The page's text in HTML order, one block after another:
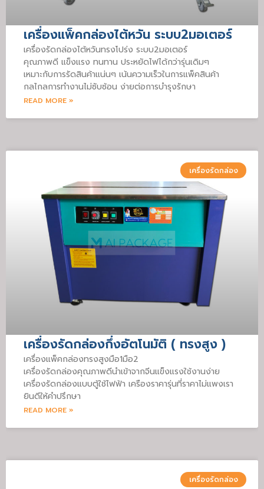
เครื่องแพ็คกล่องไต้หวัน ระบบ2มอเตอร์
เครื่องรัดกล่องไต้หวันทรงโปร่ง ระบบ2มอเตอร์
คุณภาพดี แข็งแรง ทนทาน ประหยัดไฟได้กว่ารุ่นเดิมๆ
เหมาะกับการรัดสินค้าแน่นๆ เน้นความเร็วในการแพ็คสินค้า
กลไกลการทำงานไม่ซับซ้อน ง่ายต่อการบำรุงรักษา
READ MORE »
เครื่องรัดกล่อง
เครื่องรัดกล่องกึ่งอัตโนมัติ ( ทรงสูง )
เครื่องแพ็คกล่องทรงสูงมือ1มือ2
เครื่องรัดกล่องคุณภาพดีนำเข้าจากจีนแข็งแรงใช้งานง่าย
เครื่องรัดกล่องแบบตู้ใช้ไฟฟ้า เครืองราคารุ่นที่ราคาไม่แพงเรา
ยินดีให้คำปรึกษา
READ MORE »
เครื่องรัดกล่อง